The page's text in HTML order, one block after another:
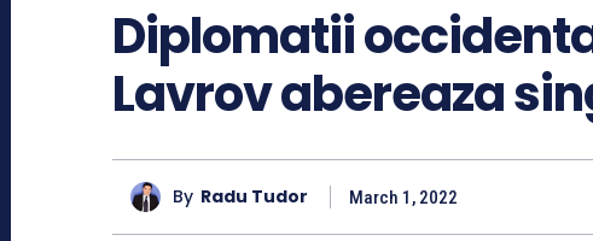
Diplomatii
Lavrov abereaza
By Radu Tudor March 1, 2022